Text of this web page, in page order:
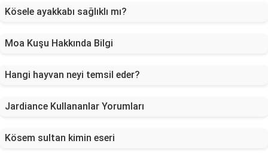
Kösele ayakkabı sağlıklı mı?
Moa Kuşu Hakkında Bilgi
Hangi hayvan neyi temsil eder?
Jardiance Kullananlar Yorumları
Kösem sultan kimin eseri